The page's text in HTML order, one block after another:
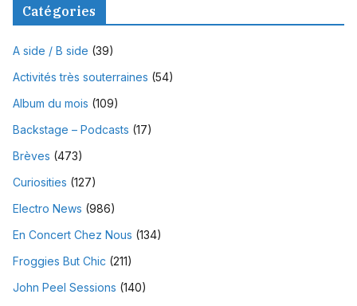
Catégories
A side / B side (39)
Activités très souterraines (54)
Album du mois (109)
Backstage – Podcasts (17)
Brèves (473)
Curiosities (127)
Electro News (986)
En Concert Chez Nous (134)
Froggies But Chic (211)
John Peel Sessions (140)